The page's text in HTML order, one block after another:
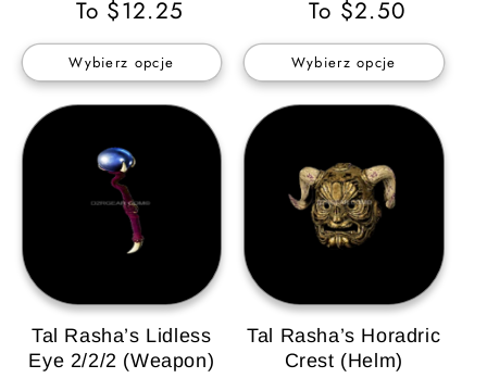
regularna
To $12.25
Wybierz opcje
regularna
To $2.50
Wybierz opcje
Tal Rasha’s Lidless
Eye 2/2/2 (Weapon)
Tal Rasha’s Horadric
Crest (Helm)